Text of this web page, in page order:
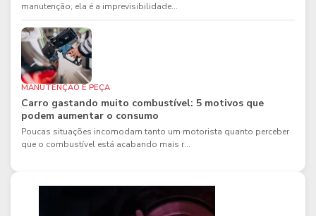
manutenção, ela é a imprevisibilidade...
MANUTENÇÃO E PEÇA
Carro gastando muito combustível: 5 motivos que
podem aumentar o consumo
Poucas situações incomodam tanto um motorista quanto perceber
que o combustível está acabando mais r...